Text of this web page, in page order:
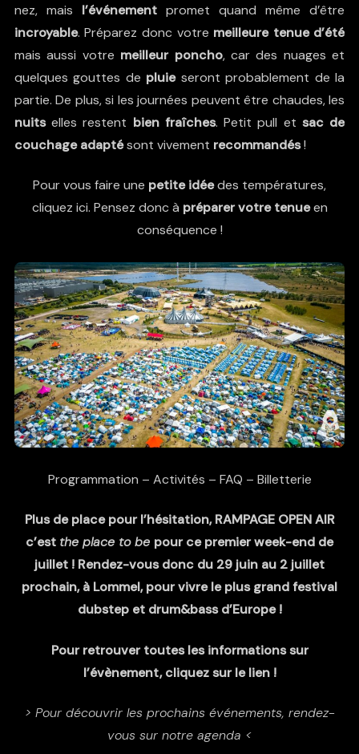
nez, mais l’événementpromet quand même d’être
incroyable. Préparez donc votre meilleure tenue d’été
mais aussi votre meilleur poncho, car des nuages et
quelques gouttes de pluieseront probablement de la
partie. De plus, si les journées peuvent être chaudes, les
nuitselles restent bien fraîches. Petit pull et sac de
couchage adaptésont vivement recommandés!
Pour vous faire une petite idéedes températures,
cliquez ici. Pensez donc à préparer votre tenueen
conséquence !
Programmation – Activités – FAQ – Billetterie
Plus de place pour l’hésitation, RAMPAGE OPEN AIR
c’est the place to be pour ce premier week-end de
juillet ! Rendez-vousdonc du 29 juin au 2 juillet
prochain, à Lommel, pour vivre le plus grand festival
dubstep et drum&bass d’Europe !
Pour retrouver toutes les informations sur
l’évènement, cliquez sur le lien !
> Pour découvrir les prochains événements, rendez-
vous sur notre agenda <